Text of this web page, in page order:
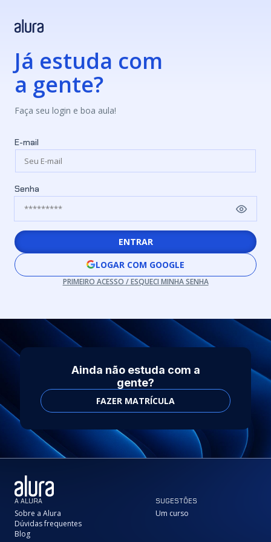
Já estuda com
a gente?
Faça seu login e boa aula!
E-mail
Senha
ENTRAR
LOGAR COM GOOGLE
PRIMEIRO ACESSO / ESQUECI MINHA SENHA
Ainda não estuda com a
gente?
FAZER MATRÍCULA
A ALURA
Sobre a Alura
Dúvidas frequentes
Blog
SUGESTÕES
Um curso